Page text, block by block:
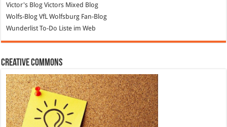
Victor's Blog Victors Mixed Blog
Wolfs-Blog VfL Wolfsburg Fan-Blog
Wunderlist To-Do Liste im Web
Creative Commons